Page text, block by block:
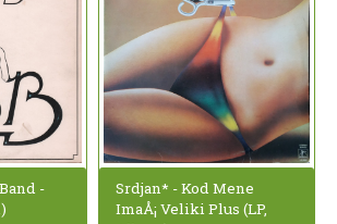
-
Srdjan* - Kod Mene
ImaÅ¡ Veliki Plus (LP,